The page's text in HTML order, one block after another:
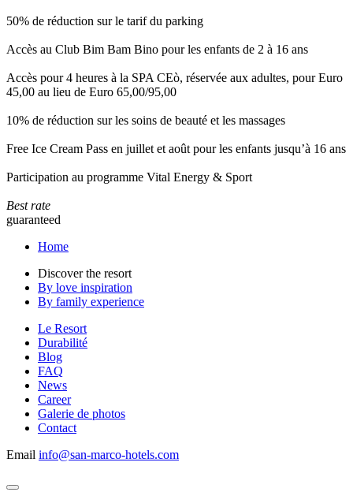
50% de réduction sur le tarif du parking
Accès au Club Bim Bam Bino pour les enfants de 2 à 16 ans
Accès pour 4 heures à la SPA CEò, réservée aux adultes, pour Euro
45,00 au lieu de Euro 65,00/95,00
10% de réduction sur les soins de beauté et les massages
Free Ice Cream Pass en juillet et août pour les enfants jusqu’à 16 ans
Participation au programme Vital Energy & Sport
Best rate
guaranteed
Home
Discover the resort
By love inspiration
By family experience
Le Resort
Durabilité
Blog
FAQ
News
Career
Galerie de photos
Contact
Email info@san-marco-hotels.com